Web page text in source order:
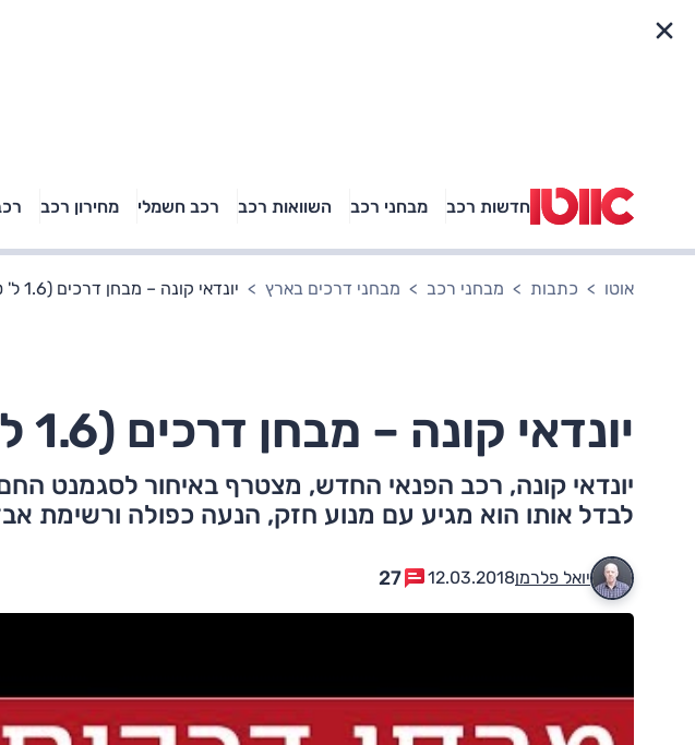
חדשות רכב מבחני רכב השוואות רכב רכב חשמלי מחירון רכב
באיזה רכב פנאי נוסעת
ספורטאז' לונג
הנייר ועל
אוטו כתבות מבחני רכב מבחני דרכים בארץ יונדאי קונה – מבחן דרכים (1.6 ל' טורבו, 4X4)
יונדאי קונה – מבחן דרכים (1.6 ל' טורבו, 4X4)
יונדאי קונה, רכב הפנאי החדש, מצטרף באיחור לסגמנט
לבדל אותו הוא מגיע עם מנוע חזק, הנעה כפולה ורשימת
יואל פלרמן12.03.2018
27